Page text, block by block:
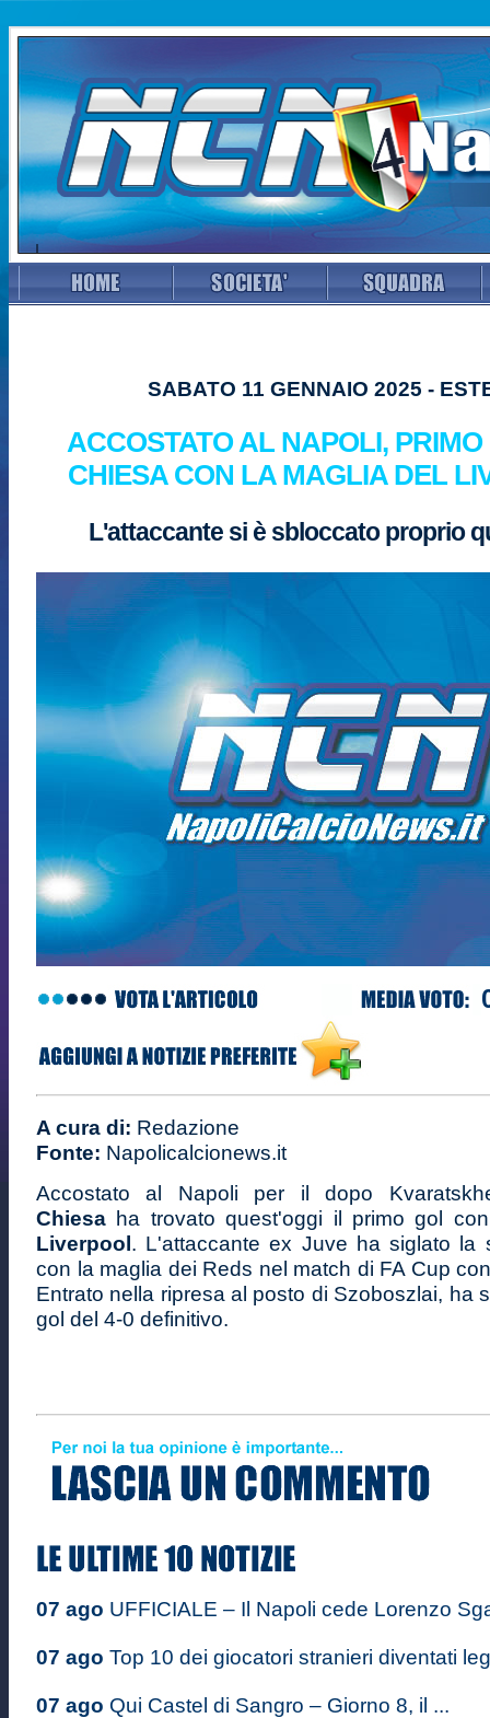
SABATO 11 GENNAIO 2025 -
ACCOSTATO AL NAPOLI, PRIMO
CHIESA CON LA MAGLIA DEL
L'attaccante si è sbloccato proprio
A cura di: Redazione
Fonte: Napolicalcionews.it
Accostato al Napoli per il dopo
Chiesa ha trovato quest'oggi il primo gol
Liverpool . L'attaccante ex Juve ha siglato la
con la maglia dei Reds nel match di FA Cup
Entrato nella ripresa al posto di Szoboszlai, ha
gol del 4-0 definitivo.
07 ago UFFICIALE – Il Napoli cede Lorenzo
07 ago Top 10 dei giocatori stranieri diventati
07 ago Qui Castel di Sangro – Giorno 8, il ...